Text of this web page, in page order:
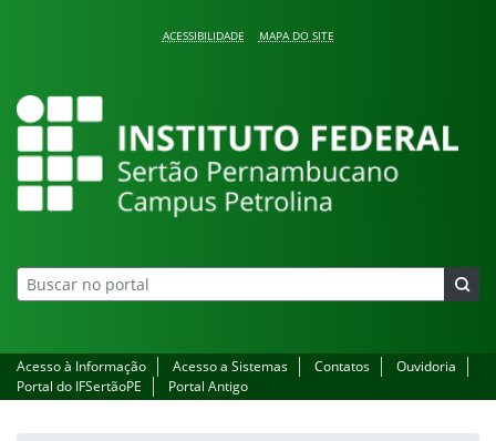
ACESSIBILIDADE MAPA DO SITE
Campus Petrolina
Acesso à Informação Acesso a Sistemas Contatos
Ouvidoria
Portal do IFSertãoPE
Portal Antigo